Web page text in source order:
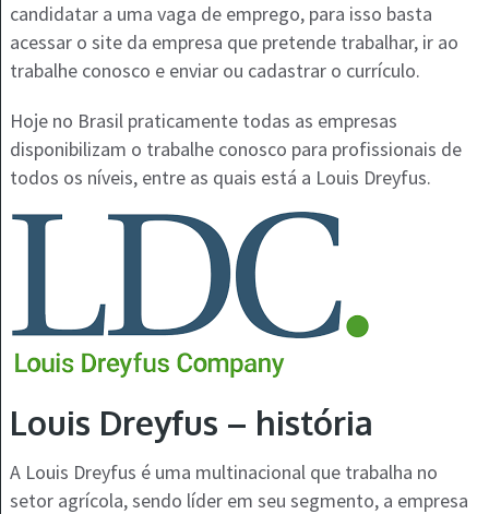
candidatar a uma vaga de emprego, para isso basta
acessar o site da empresa que pretende trabalhar, ir ao
trabalhe conosco e enviar ou cadastrar o currículo.
Hoje no Brasil praticamente todas as empresas
disponibilizam o trabalhe conosco para profissionais de
todos os níveis, entre as quais está a Louis Dreyfus.
Louis Dreyfus – história
A Louis Dreyfus é uma multinacional que trabalha no
setor agrícola, sendo líder em seu segmento, a empresa